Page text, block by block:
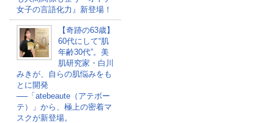
女子の言語化力』新登場！
【奇跡の63歳】
60代にして“肌
年齢30代”。美
肌研究家・白川
みきが、自らの肌悩みをも
とに開発
──「atebeaute（アテボー
テ）」から、極上の密着マ
スクが新登場。